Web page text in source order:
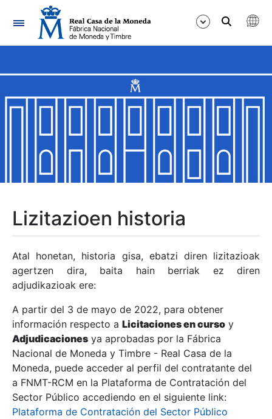
Nabigazioa
Erakutsi/Ezkutatu
Erakutsi/Ezkutatu
Erakutsi/Ezkutatu
Erakutsi/Ezkutatu
Erakutsi/Ezkutatu
Erakutsi/Ezkutatu
Erakutsi/Ezkutatu
Lizitazioen historia
Atal honetan, historia gisa, ebatzi diren lizitazioak
agertzen dira, baita hain berriak ez diren
adjudikazioak ere:
A partir del 3 de mayo de 2022, para obtener
información respecto a Licitaciones en curso y
Adjudicaciones ya aprobadas por la Fábrica
Nacional de Moneda y Timbre - Real Casa de la
Moneda, puede acceder al perfil del contratante del
a FNMT-RCM en la Plataforma de Contratación del
Sector Público accediendo en el siguiente link:
Plataforma de Contratación del Sector Público